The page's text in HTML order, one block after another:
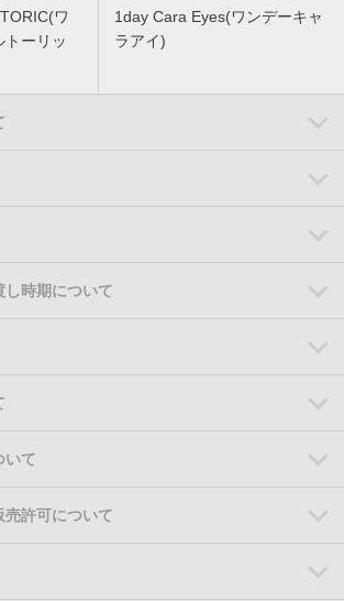
ワ
トーリッ
1day Cara Eyes(ワンデーキャ
ラアイ)
時期について
いて
許可について